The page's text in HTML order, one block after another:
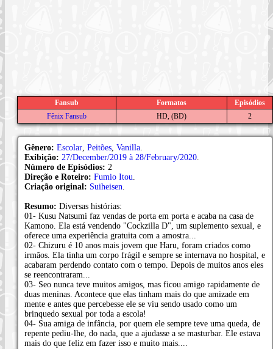
Fansub Formatos
Episódios
Fênix Fansub
HD, (BD) 2
Gênero: Escolar Peitões Vanilla
Exibição: 27/December/2019 à 28/February/2020
Número de Episódios: 2
Direção e Roteiro: Fumio Itou
Criação original: Suiheisen
Resumo: Diversas histórias:
01- Kusu Natsumi faz vendas de porta em porta e acaba na casa de
Kamono. Ela está vendendo "Cockzilla D", um suplemento sexual, e
oferece uma experiência gratuita com a amostra...
02- Chizuru é 10 anos mais jovem que Haru, foram criados como
irmãos. Ela tinha um corpo frágil e sempre se internava no hospital, e
acabaram perdendo contato com o tempo. Depois de muitos anos eles
se reencontraram...
03- Seo nunca teve muitos amigos, mas ficou amigo rapidamente de
duas meninas. Acontece que elas tinham mais do que amizade em
mente e antes que percebesse ele se viu sendo usado como um
brinquedo sexual por toda a escola!
04- Sua amiga de infância, por quem ele sempre teve uma queda, de
repente pediu-lhe, do nada, que a ajudasse a se masturbar. Ele estava
mais do que feliz em fazer isso e muito mais....